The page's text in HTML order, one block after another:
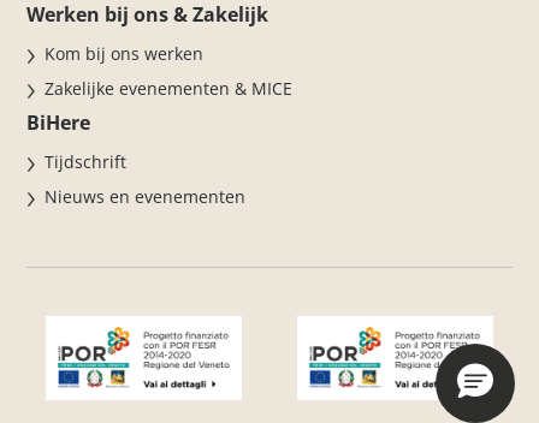
Werken bij ons & Zakelijk
Kom bij ons werken
Zakelijke evenementen & MICE
BiHere
Tijdschrift
Nieuws en evenementen